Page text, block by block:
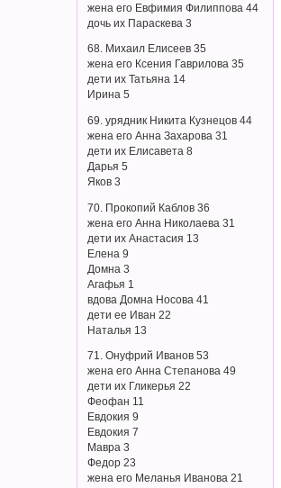
жена его Евфимия Филиппова 44
дочь их Параскева 3
68. Михаил Елисеев 35
жена его Ксения Гаврилова 35
дети их Татьяна 14
Ирина 5
69. урядник Никита Кузнецов 44
жена его Анна Захарова 31
дети их Елисавета 8
Дарья 5
Яков 3
70. Прокопий Каблов 36
жена его Анна Николаева 31
дети их Анастасия 13
Елена 9
Домна 3
Агафья 1
вдова Домна Носова 41
дети ее Иван 22
Наталья 13
71. Онуфрий Иванов 53
жена его Анна Степанова 49
дети их Гликерья 22
Феофан 11
Евдокия 9
Евдокия 7
Мавра 3
Федор 23
жена его Меланья Иванова 21